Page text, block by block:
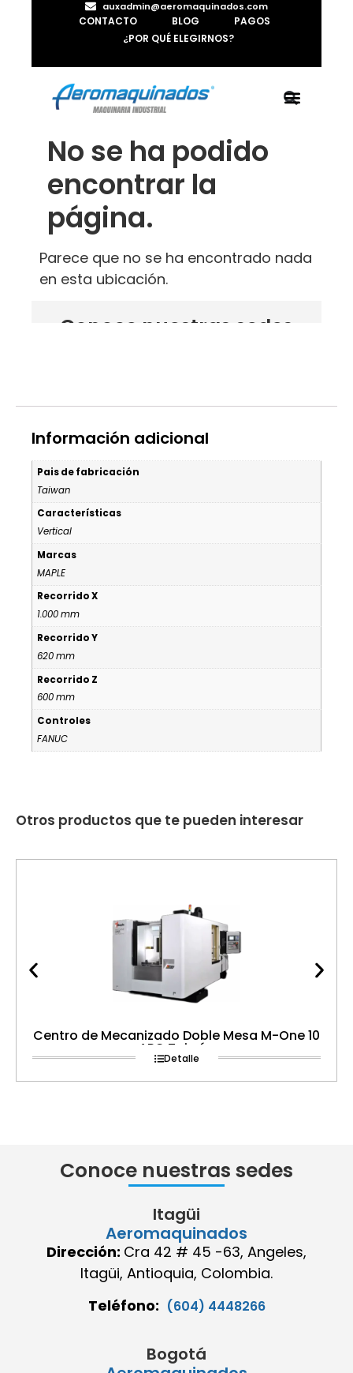
Información adicional
Pais de fabricación
Taiwan
Características
Vertical
Marcas
MAPLE
Recorrido X
1.000 mm
Recorrido Y
620 mm
Recorrido Z
600 mm
Controles
FANUC
Otros productos que te pueden interesar
Centro de Mecanizado Doble Mesa M-One 10
APC Taiwán
Detalle
Conoce nuestras sedes
Itagüi
Aeromaquinados
Dirección: Cra 42 # 45 -63, Angeles,
Itagüi, Antioquia, Colombia.
Teléfono: (604) 4448266
Bogotá